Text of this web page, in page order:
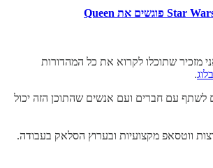
מזכיר שתוכלו לקרוא את כל המהדורות
.
לשתף עם חברים ועם אנשים שהתוכן הזה יכול
ווטסאפ מקצועיות ובערוץ הסלאק בעבודה.